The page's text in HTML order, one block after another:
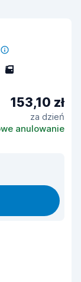
5
153,10 zł
za dzień
anulowanie